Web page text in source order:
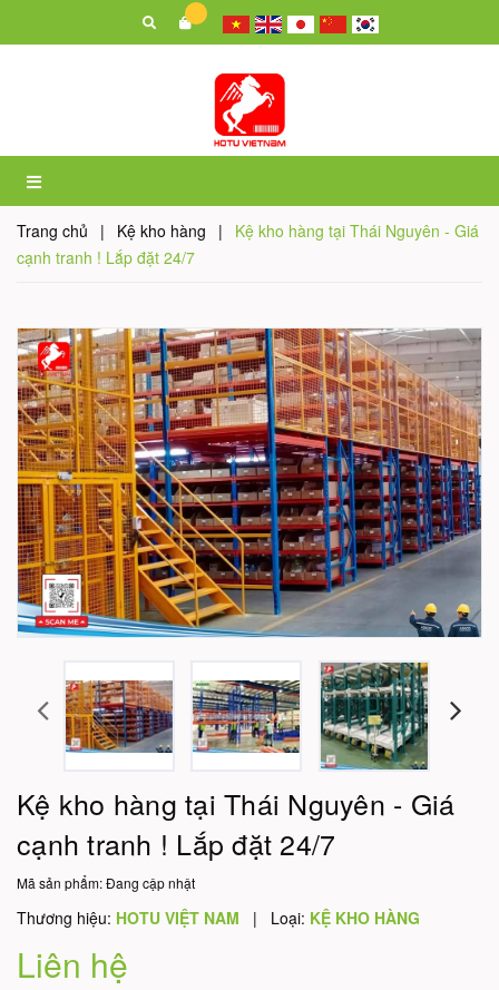
Trang chủ | Kệ kho hàng |
Kệ kho hàng tại Thái Nguyên - Giá
cạnh tranh ! Lắp đặt 24/7
Kệ kho hàng tại Thái Nguyên - Giá
cạnh tranh ! Lắp đặt 24/7
Mã sản phẩm:Đang cập nhật
Thương hiệu: HOTU VIỆT NAM | Loại: KỆ KHO HÀNG
Liên hệ